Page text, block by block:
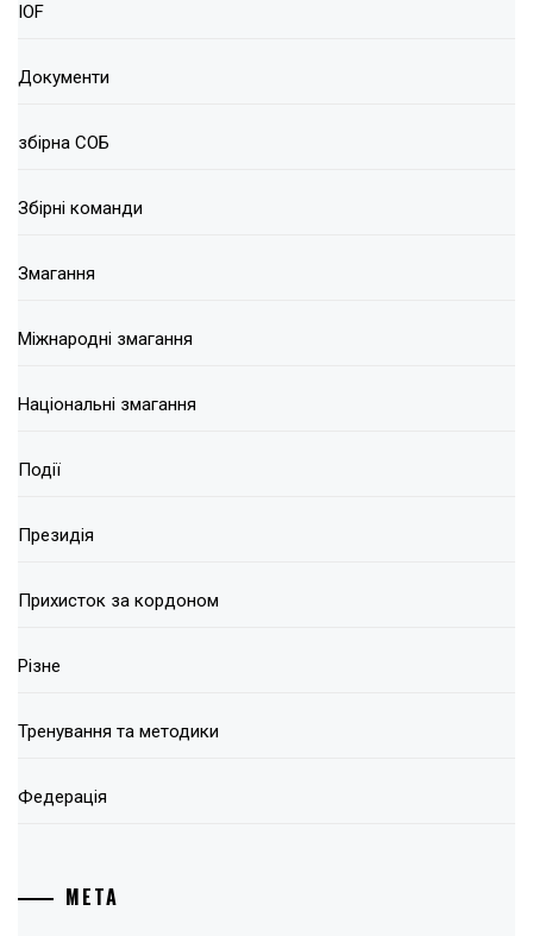
IOF
Документи
збірна СОБ
Збірні команди
Змагання
Міжнародні змагання
Національні змагання
Події
Президія
Прихисток за кордоном
Різне
Тренування та методики
Федерація
МЕТА